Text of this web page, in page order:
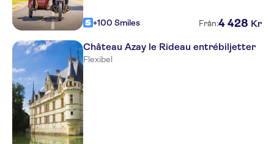
+100 Smiles Från:4 428 Kr
Château Azay le Rideau entrébiljetter
Flexibel